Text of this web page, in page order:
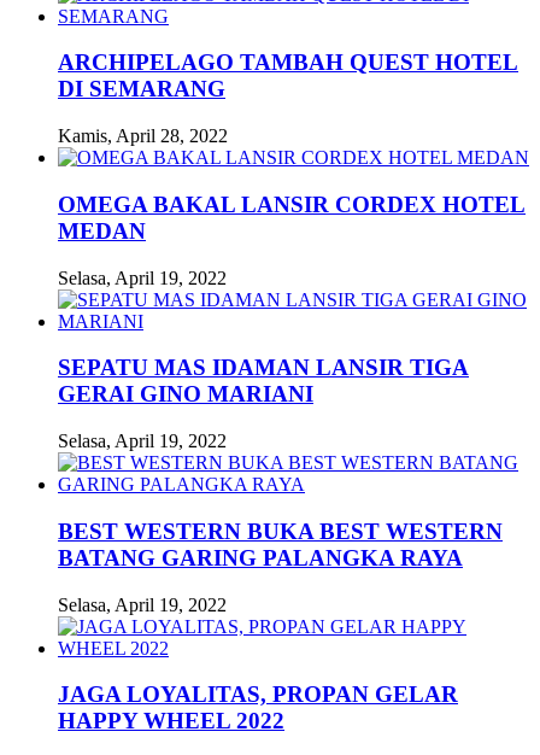
ARCHIPELAGO TAMBAH QUEST HOTEL
DI SEMARANG
Kamis, April 28, 2022
OMEGA BAKAL LANSIR CORDEX HOTEL
MEDAN
Selasa, April 19, 2022
SEPATU MAS IDAMAN LANSIR TIGA
GERAI GINO MARIANI
Selasa, April 19, 2022
BEST WESTERN BUKA BEST WESTERN
BATANG GARING PALANGKA RAYA
Selasa, April 19, 2022
JAGA LOYALITAS, PROPAN GELAR
HAPPY WHEEL 2022